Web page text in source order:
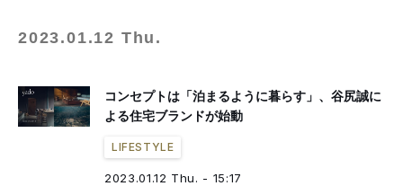
2023.01.12 Thu.
コンセプトは「泊まるように暮らす」、谷尻誠に
よる住宅ブランドが始動
LIFESTYLE
2023.01.12 Thu. - 15:17